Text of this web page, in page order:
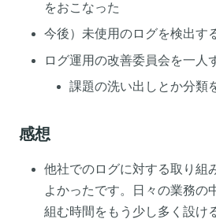
をおこなった
今後）未使用のログを検出す
ログ運用の改善委員会を一人
課題の洗い出しとか分類
感想
他社でのログに対する取り組
よかったです。日々の業務の
組む時間をもう少し多く設け